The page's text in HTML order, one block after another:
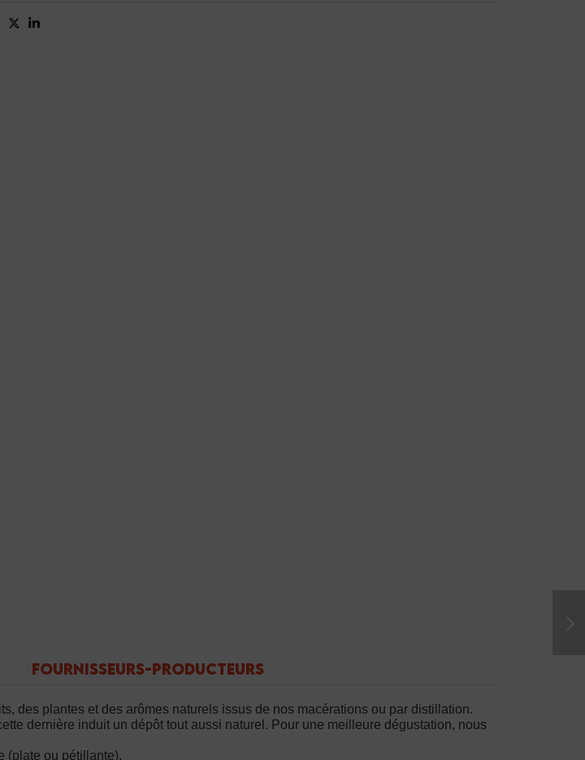
FOURNISSEURS-PRODUCTEURS
des plantes et des arômes naturels issus de nos macérations ou par distillation.
dernière induit un dépôt tout aussi naturel. Pour une meilleure dégustation, nous
(plate ou pétillante).